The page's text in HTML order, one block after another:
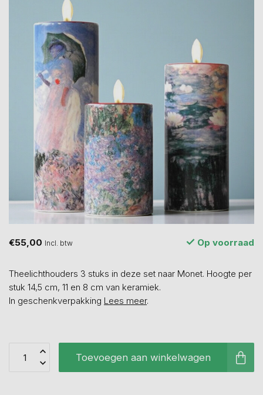
€55,00 Incl. btw Op voorraad
Theelichthouders 3 stuks in deze set naar Monet. Hoogte per
stuk 14,5 cm, 11 en 8 cm van keramiek.
In geschenkverpakking Lees meer.
Toevoegen aan winkelwagen